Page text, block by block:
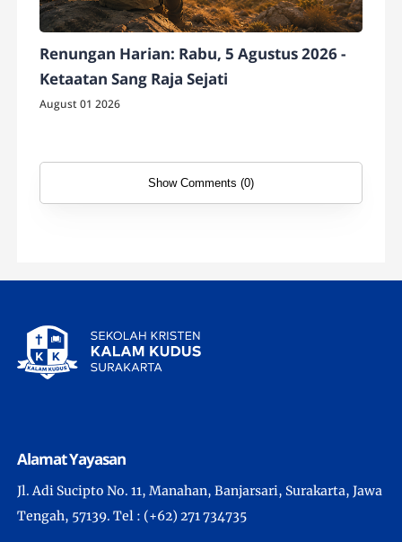
Renungan Harian: Rabu, 5 Agustus 2026 -
Ketaatan Sang Raja Sejati
August 01 2026
Show Comments (0)
Alamat Yayasan
Jl. Adi Sucipto No. 11, Manahan, Banjarsari, Surakarta, Jawa
Tengah, 57139. Tel : (+62) 271 734735